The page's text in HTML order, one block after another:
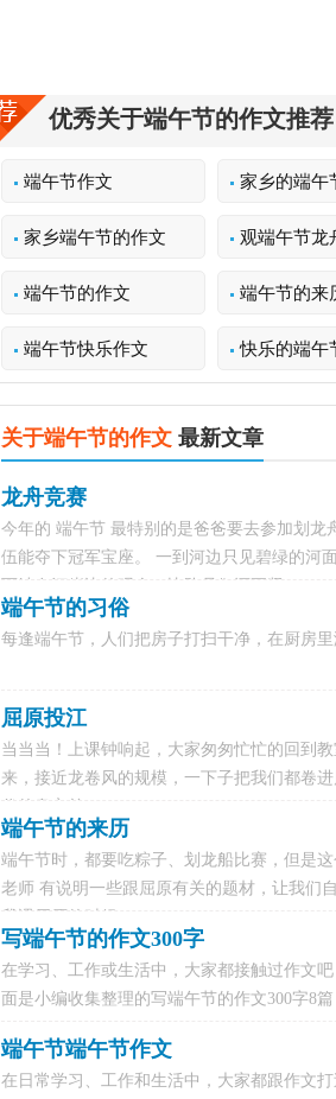
优秀关于端午节的作文推荐
端午节作文 家乡的端午
家乡端午节的作文 观端午节龙
端午节的作文 端午节的来
端午节快乐作文 快乐的端午节
关于端午节的作文 最新文章
龙舟竞赛
今年的 端午节 最特别的是爸爸要去参加划龙
伍能夺下冠军宝座。 一到河边只见碧绿的河
端午节的习俗
每逢端午节，人们把房子打扫干净，在厨房
屈原投江
当当当！上课钟响起，大家匆匆忙忙的回到
来，接近龙卷风的规模，一下子把我们都卷
端午节的来历
端午节时，都要吃粽子、划龙船比赛，但是
老师 有说明一些跟屈原有关的题材，让我们
写端午节的作文300字
在学习、工作或生活中，大家都接触过作文
面是小编收集整理的写端午节的作文300字8
端午节端午节作文
在日常学习、工作和生活中，大家都跟作文